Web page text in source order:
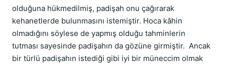
olduğuna hükmedilmiş, padişah onu çağırarak
kehanetlerde bulunmasını istemiştir. Hoca kâhin
olmadığını söylese de yapmış olduğu tahminlerin
tutması sayesinde padişahın da gözüne girmiştir. Ancak
bir türlü padişahın istediği gibi iyi bir müneccim olmak